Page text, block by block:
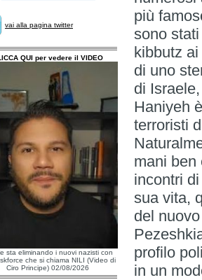
vai alla pagina twitter
QUI per vedere il VIDEO
sta eliminando i nuovi nazisti con
che si chiama NILI (Video di
Ciro Principe) 02/08/2026
più
sono
kibbutz
di uno
di
Haniyeh
terroristi
mani ben
incontri
sua vita,
del
profilo
in un